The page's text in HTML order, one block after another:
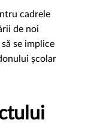
cadrele
de noi
se implice
școlar